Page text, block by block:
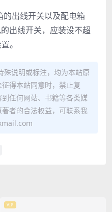
出线开关以及配电箱
出线开关，应装设不超
。
殊说明或标注，均为本站原
得本站同意时，禁止复
任何网站、书籍等各类媒
者的合法权益，可联系我
VIP